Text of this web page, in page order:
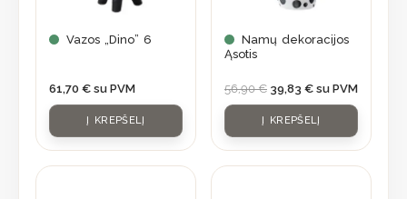
Vazos „Dino” 6
61,70 € su PVM
Į KREPŠELĮ
Namų dekoracijos
Ąsotis
56,90€ 39,83 € su PVM
Į KREPŠELĮ